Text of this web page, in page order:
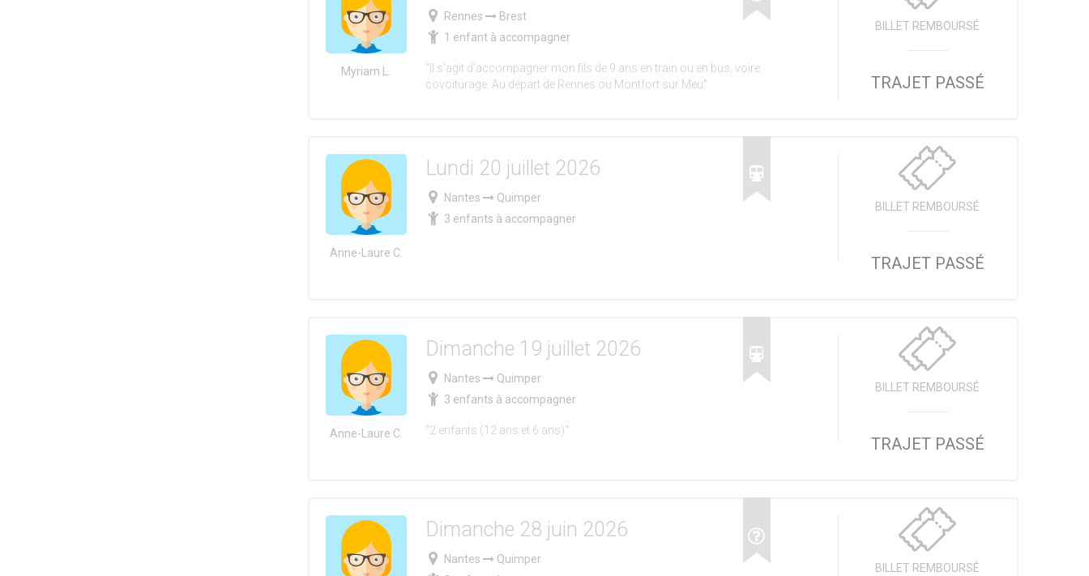
Myriam L.
Rennes
Brest
1 enfant à accompagner
"Il s'agit d'accompagner mon fils de 9 ans en train ou en bus, voire
covoiturage. Au départ de Rennes ou Montfort sur Meu"
BILLET REMBOURSÉ
TRAJET PASSÉ
Anne-Laure C.
Lundi 20 juillet 2026
Nantes
Quimper
3 enfants à accompagner
BILLET REMBOURSÉ
TRAJET PASSÉ
Anne-Laure C.
Dimanche 19 juillet 2026
Nantes
Quimper
3 enfants à accompagner
"2 enfants (12 ans et 6 ans)"
BILLET REMBOURSÉ
TRAJET PASSÉ
Dimanche 28 juin 2026
Nantes
Quimper
BILLET REMBOURSÉ